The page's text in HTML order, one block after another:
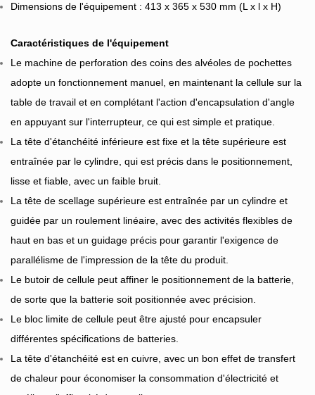
Dimensions de l'équipement : 413 x 365 x 530 mm (L x l x H)
Caractéristiques de l'équipement
Le machine de perforation des coins des alvéoles de pochettes
adopte un fonctionnement manuel, en maintenant la cellule sur la
table de travail et en complétant l'action d'encapsulation d'angle
en appuyant sur l'interrupteur, ce qui est simple et pratique.
La tête d'étanchéité inférieure est fixe et la tête supérieure est
entraînée par le cylindre, qui est précis dans le positionnement,
lisse et fiable, avec un faible bruit.
La tête de scellage supérieure est entraînée par un cylindre et
guidée par un roulement linéaire, avec des activités flexibles de
haut en bas et un guidage précis pour garantir l'exigence de
parallélisme de l'impression de la tête du produit.
Le butoir de cellule peut affiner le positionnement de la batterie,
de sorte que la batterie soit positionnée avec précision.
Le bloc limite de cellule peut être ajusté pour encapsuler
différentes spécifications de batteries.
La tête d'étanchéité est en cuivre, avec un bon effet de transfert
de chaleur pour économiser la consommation d'électricité et